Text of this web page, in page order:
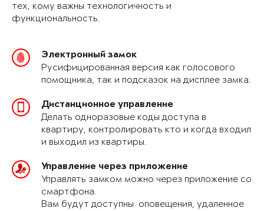
тех, кому важны технологичность и
функциональность.
Электронный замок
Русифицированная версия как голосового
помощника, так и подсказок на дисплее замка.
Дистанционное управление
Делать одноразовые коды доступа в
квартиру, контролировать кто и когда входил
и выходил из квартиры.
Управление через приложение
Управлять замком можно через приложение со
смартфона.
Вам будут доступны: оповещения, удаленное